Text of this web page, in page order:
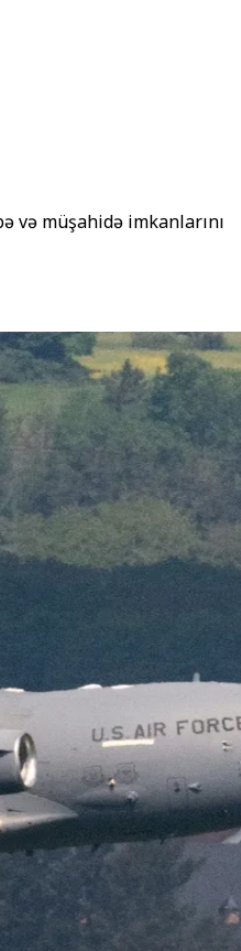
və müşahidə imkanlarını